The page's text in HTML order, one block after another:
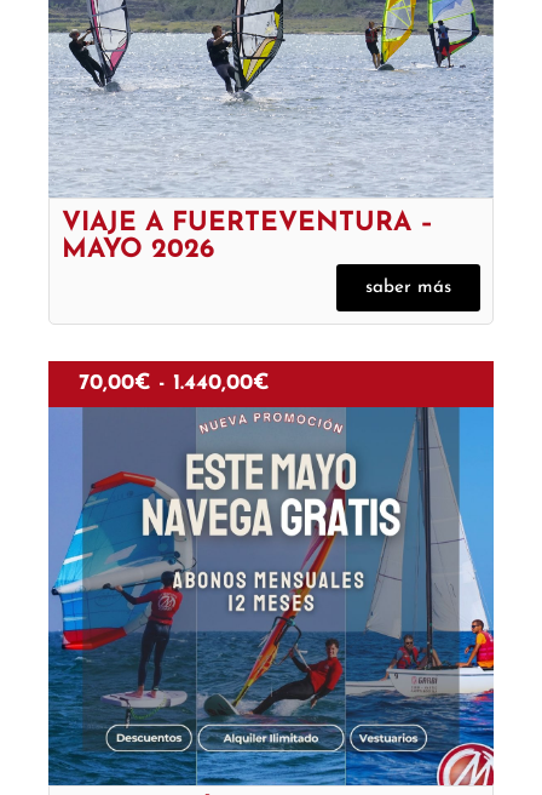
VIAJE A FUERTEVENTURA –
MAYO 2026
saber más
70,00€ - 1.440,00€